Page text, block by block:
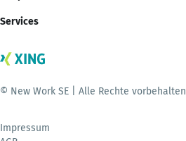
Services
© New Work SE | Alle Rechte vorbehalten
Impressum